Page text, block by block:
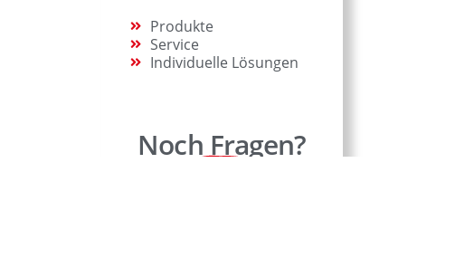
Produkte
Service
Individuelle Lösungen
Noch Fragen?